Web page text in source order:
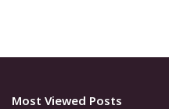
Most Viewed Posts